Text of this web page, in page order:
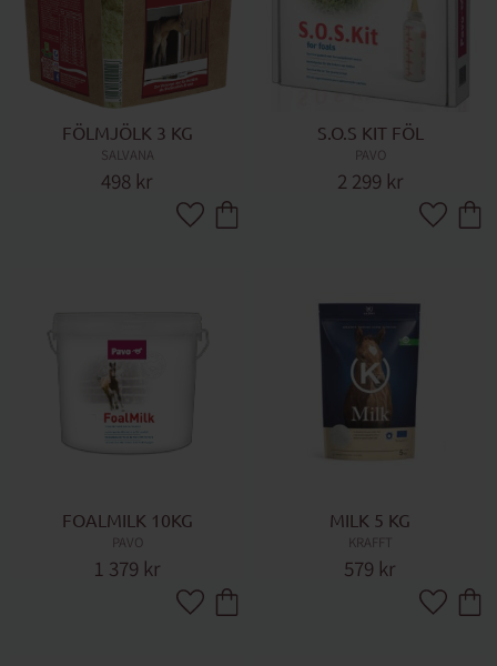
FÖLMJÖLK 3 KG
SALVANA
498 kr
Lägg till i favoriter
S.O.S KIT FÖL
PAVO
2 299 kr
Lägg till
FOALMILK 10KG
PAVO
1 379 kr
Lägg till i favoriter
MILK 5 KG
KRAFFT
579 kr
Lägg till